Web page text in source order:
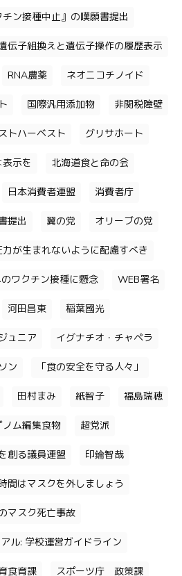
チン接種中止』の嘆願書提出
伝子組換えと遺伝子操作の履歴表示
RNA農薬 ネオニコチノイド
国際汎用添加物 非関税障壁
トハーベスト グリサホート
示を 北海道食と命の会
日本消費者連盟 消費者庁
提出 翼の党 オリーブの党
力が生まれないように配慮すべき
ワクチン接種に懸念 WEB署名
河田昌東 稲葉國光
ュニア イグナチオ・チャペラ
ン 「食の安全を守る人々」
田村まみ 紙智子 福島瑞穂
ノム編集食物 超党派
創る議員連盟 印鑰智哉
間はマスクを外しましょう
マスク死亡事故
ル: 学校運営ガイドライン
食育課 スポーツ庁 政策課